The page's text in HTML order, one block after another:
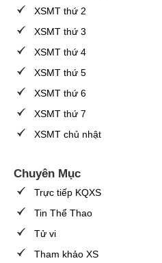
XSMT thứ 2
XSMT thứ 3
XSMT thứ 4
XSMT thứ 5
XSMT thứ 6
XSMT thứ 7
XSMT chủ nhật
Chuyên Mục
Trực tiếp KQXS
Tin Thể Thao
Tử vi
Tham khảo XS